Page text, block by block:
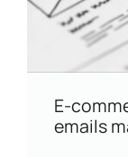
E-
emails